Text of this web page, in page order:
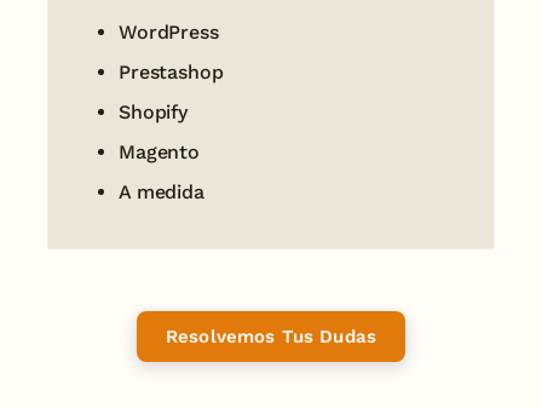
WordPress
Prestashop
Shopify
Magento
A medida
Resolvemos Tus Dudas